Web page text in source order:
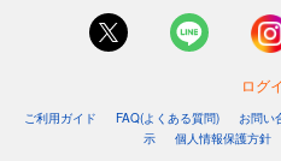
ログ
ご利用ガイド FAQ(よくある質問) お問い
示
個人情報保護方針